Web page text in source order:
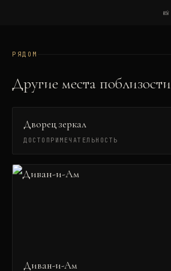
📸
РЯДОМ
Другие места поблизости
Дворец зеркал
ДОСТОПРИМЕЧАТЕЛЬНОСТЬ
Диван-и-Ам